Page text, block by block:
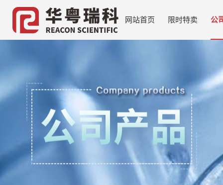
网站首页 限时特卖 公